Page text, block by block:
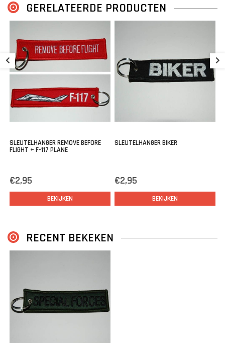
GERELATEERDE PRODUCTEN
SLEUTELHANGER REMOVE BEFORE
FLIGHT + F-117 PLANE
€2,95
BEKIJKEN
SLEUTELHANGER BIKER
€2,95
BEKIJKEN
RECENT BEKEKEN